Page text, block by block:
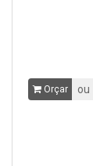
Orçar ou